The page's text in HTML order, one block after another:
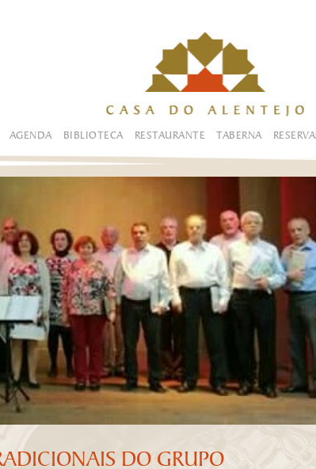
AGENDA BIBLIOTECA RESTAURANTE TABERNA
DO GRUPO